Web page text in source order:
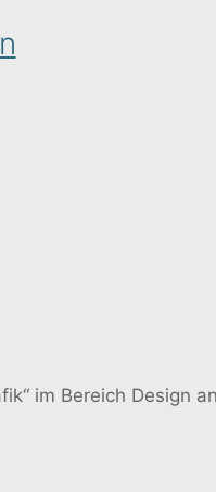
im Bereich Design